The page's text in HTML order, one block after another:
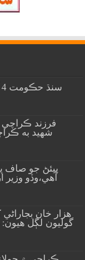
شهيد به
پيئڻ جو صاف
آهي،وڏو
گوليون لڳل هيون: